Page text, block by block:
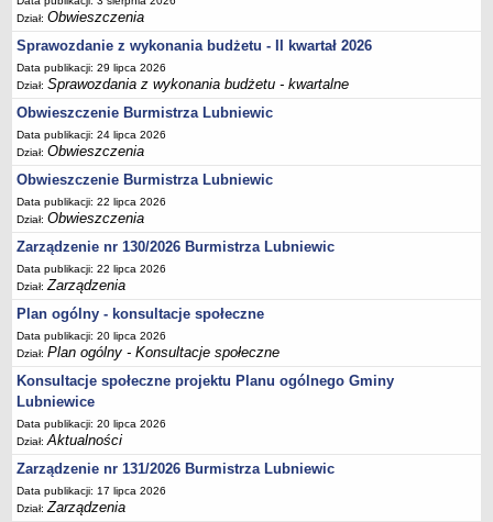
Plan pracy Rady Miejskiej
Terminy posiedzeń Rady
Głosowania
Protokoły z posiedzeń Rady Miejskiej
Składy Komisji
Terminy posiedzeń Komisji
Plan pracy Komisji Rewizyjnej
Plan pracy pozostałych Komisji
Oświadczenia majątkowe
Interpelacje radnych wraz z odpowiedziami
Zapytania radnych wraz z odpowiedziami
Apele
JEDNOSTKI ORGANIZACYJNE
Biblioteka - Centrum Kultury
Zespół Szkolno-Przedszkolny
Miejsko-Gminny Ośrodek Pomocy Społecznej
Zakład Gospodarki Komunalnej
Środowiskowy Dom Samopomocy
Dział:Obwieszczenia
Sprawozdanie z wykonania budżetu - II kwartał 2026
Data publikacji: 29 lipca 2026
Dział:Sprawozdania z wykonania budżetu - kwartalne
Obwieszczenie Burmistrza Lubniewic
Data publikacji: 24 lipca 2026
Dział:Obwieszczenia
Obwieszczenie Burmistrza Lubniewic
Data publikacji: 22 lipca 2026
Dział:Obwieszczenia
Zarządzenie nr 130/2026 Burmistrza Lubniewic
Data publikacji: 22 lipca 2026
Dział:Zarządzenia
Plan ogólny - konsultacje społeczne
Data publikacji: 20 lipca 2026
Dział:Plan ogólny - Konsultacje społeczne
Konsultacje społeczne projektu Planu ogólnego Gminy
Lubniewice
Data publikacji: 20 lipca 2026
Dział:Aktualności
Zarządzenie nr 131/2026 Burmistrza Lubniewic
Data publikacji: 17 lipca 2026
Dział:Zarządzenia